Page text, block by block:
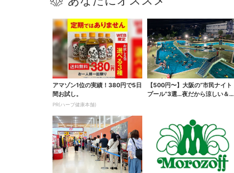
アマゾン1位の実績！380円で5日
間お試し。
PR(ハーブ健康本舗)
【500円〜】大阪の“市民ナイト
プール”3選…夜だから涼しい＆コ